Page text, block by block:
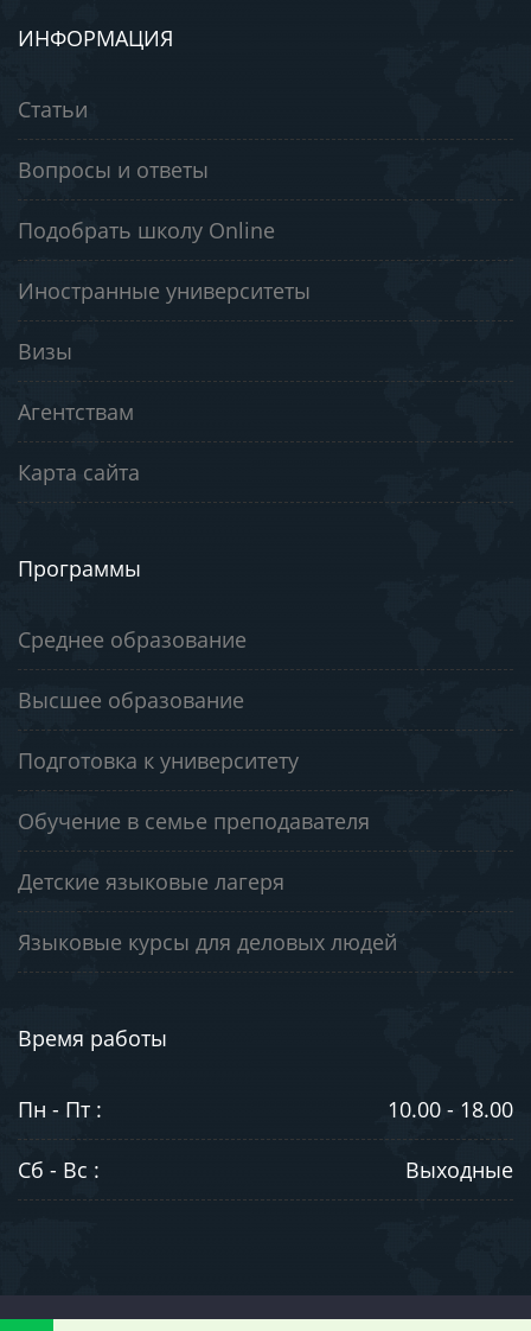
ИНФОРМАЦИЯ
Статьи
Вопросы и ответы
Подобрать школу Online
Иностранные университеты
Визы
Агентствам
Карта сайта
Программы
Среднее образование
Высшее образование
Подготовка к университету
Обучение в семье преподавателя
Детские языковые лагеря
Языковые курсы для деловых людей
Время работы
Пн - Пт : 10.00 - 18.00
Сб - Вс : Выходные